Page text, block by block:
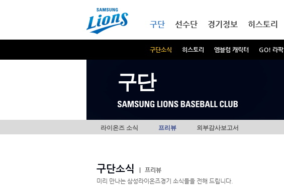
구단
구단소식 히스토리 엠블럼 캐릭터 GO! 라팍
선수단 경기정보 히스토리
구단
라이온즈 소식 프리뷰 외부감사보고서
구단소식
프리뷰
미리 만나는 삼성라이온즈경기 소식들을 전해 드립니다.